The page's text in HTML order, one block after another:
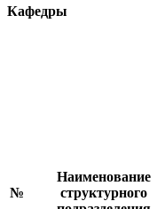
Кафедры
№
Наименование
структурного